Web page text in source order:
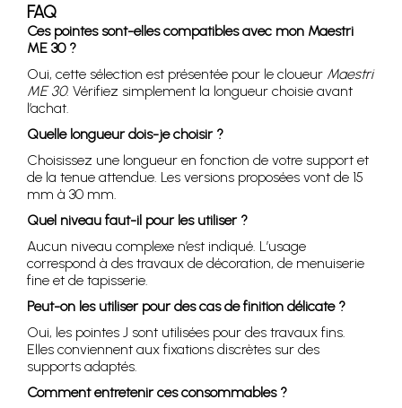
FAQ
Ces pointes sont-elles compatibles avec mon Maestri
ME 30 ?
Oui, cette sélection est présentée pour le cloueur Maestri
ME 30. Vérifiez simplement la longueur choisie avant
l’achat.
Quelle longueur dois-je choisir ?
Choisissez une longueur en fonction de votre support et
de la tenue attendue. Les versions proposées vont de 15
mm à 30 mm.
Quel niveau faut-il pour les utiliser ?
Aucun niveau complexe n’est indiqué. L’usage
correspond à des travaux de décoration, de menuiserie
fine et de tapisserie.
Peut-on les utiliser pour des cas de finition délicate ?
Oui, les pointes J sont utilisées pour des travaux fins.
Elles conviennent aux fixations discrètes sur des
supports adaptés.
Comment entretenir ces consommables ?